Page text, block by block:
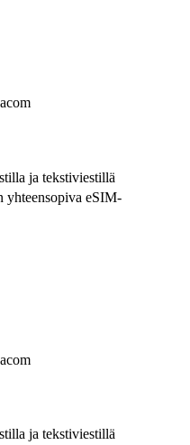
ja tekstiviestillä
yhteensopiva eSIM-
ja tekstiviestillä